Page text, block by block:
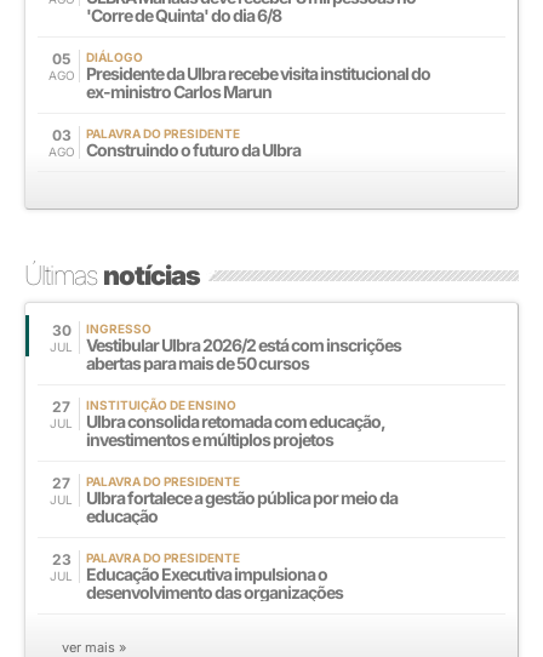
'Corre de Quinta' do dia 6/8
05
AGO
DIÁLOGO
Presidente da Ulbra recebe visita institucional do
ex-ministro Carlos Marun
03
AGO
PALAVRA DO PRESIDENTE
Construindo o futuro da Ulbra
Últimasnotícias
30
JUL
INGRESSO
Vestibular Ulbra 2026/2 está com inscrições
abertas para mais de 50 cursos
27
JUL
INSTITUIÇÃO DE ENSINO
Ulbra consolida retomada com educação,
investimentos e múltiplos projetos
27
JUL
PALAVRA DO PRESIDENTE
Ulbra fortalece a gestão pública por meio da
educação
23
JUL
PALAVRA DO PRESIDENTE
Educação Executiva impulsiona o
desenvolvimento das organizações
ver mais »